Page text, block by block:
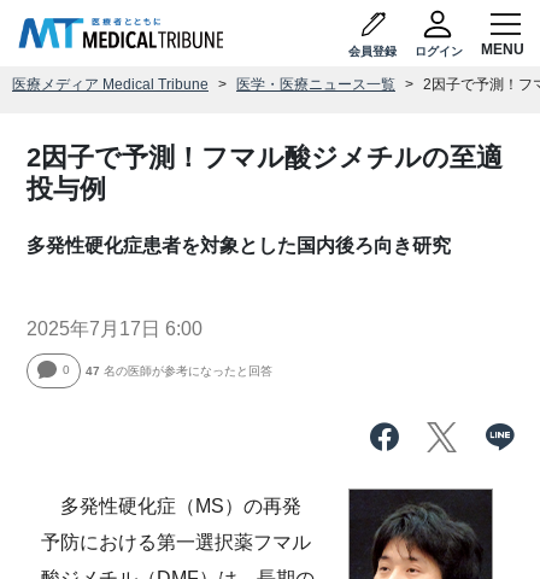
会員登録 ログイン
医療メディア Medical Tribune 医学・医療ニュース一覧 2因子で予測！フ
2因子で予測！フマル酸ジメチルの至適
投与例
多発性硬化症患者を対象とした国内後ろ向き研究
2025年7月17日 6:00
0 47 名の医師が参考になったと回答
多発性硬化症（MS）の再発
予防における第一選択薬フマル